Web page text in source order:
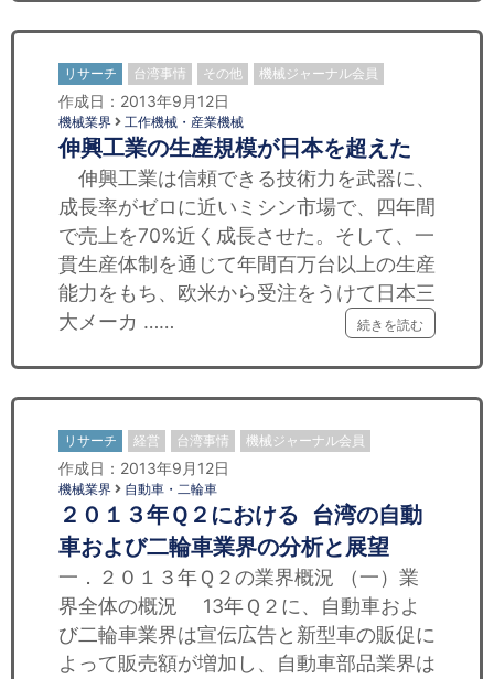
リサーチ 台湾事情 その他 機械ジャーナル会員
作成日：2013年9月12日
機械業界 工作機械・産業機械
伸興工業の生産規模が日本を超えた
伸興工業は信頼できる技術力を武器に、
成長率がゼロに近いミシン市場で、四年間
で売上を70%近く成長させた。そして、一
貫生産体制を通じて年間百万台以上の生産
能力をもち、欧米から受注をうけて日本三
大メーカ ……
続きを読む
リサーチ 経営 台湾事情 機械ジャーナル会員
作成日：2013年9月12日
機械業界 自動車・二輪車
２０１３年Ｑ２における 台湾の自動
車および二輪車業界の分析と展望
一．２０１３年Ｑ２の業界概況 （一）業
界全体の概況 13年Ｑ２に、自動車およ
び二輪車業界は宣伝広告と新型車の販促に
よって販売額が増加し、自動車部品業界は